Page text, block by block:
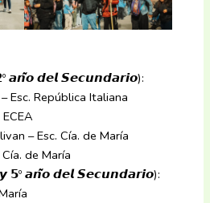
𝙖𝙣̃𝙤 𝙙𝙚𝙡 𝙎𝙚𝙘𝙪𝙣𝙙𝙖𝙧𝙞𝙤):
Esc. República Italiana
– Esc. Cía. de María
de María
𝟱º 𝙖𝙣̃𝙤 𝙙𝙚𝙡 𝙎𝙚𝙘𝙪𝙣𝙙𝙖𝙧𝙞𝙤):